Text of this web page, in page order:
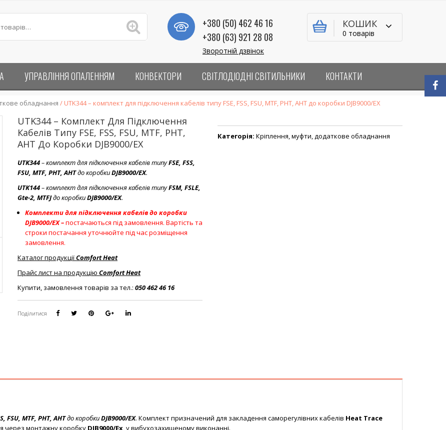
+380 (50) 462 46 16
+380 (63) 921 28 08
Зворотній дзвінок
КОШИК
0 товарів
УПРАВЛІННЯ ОПАЛЕННЯМ КОНВЕКТОРИ СВІТЛОДІОДНІ СВІТИЛЬНИКИ КОНТАКТИ
обладнання / UTK344 – комплект для підключення кабелів типу FSE, FSS, FSU, MTF, PHT, AHT до коробки DJB9000/EX
UTK344 – Комплект Для Підключення
Кабелів Типу FSE, FSS, FSU, MTF, PHT,
AHT До Коробки DJB9000/EX
UTK344– комплект для підключення кабелів типуFSE, FSS,
FSU, MTF, PHT, AHTдо коробкиDJB9000/EX.
UTK144– комплект для підключення кабелів типуFSM, FSLE,
Gte-2, MTFJдо коробкиDJB9000/EX.
Комплекти для підключення кабелів до коробки
DJB9000/EX –постачаються під замовлення. Вартість та
строки постачання уточнюйте під час розміщення
замовлення.
Каталог продукціїComfort Heat
Прайс лист на продукцію Comfort Heat
Купити, замовлення товарів за тел.: 050 462 46 16
Поділитися
Категорія: Кріплення, муфти, додаткове обладнання
FSU, MTF, PHT, AHTдо коробкиDJB9000/EX. Комплект призначений для закладення саморегулівних кабелів Heat Trace
через монтажну коробку DJB9000/Ex, у вибухозахищеному виконанні.